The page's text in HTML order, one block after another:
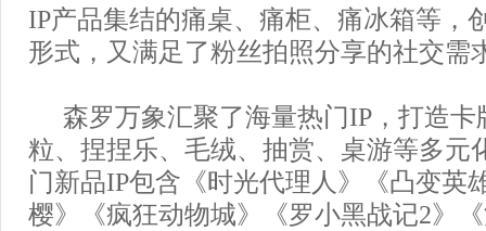
IP产品集结的痛桌、痛柜、痛冰箱等，
形式，又满足了粉丝拍照分享的社交需
森罗万象汇聚了海量热门IP，打造卡
粒、捏捏乐、毛绒、抽赏、桌游等多元
门新品IP包含《时光代理人》《凸变英
樱》《疯狂动物城》《罗小黑战记2》